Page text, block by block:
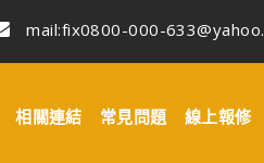
mail:fix0800-000-
相關連結 常見問題 線上報修